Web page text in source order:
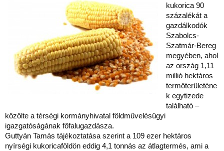
kukorica 90
százalékát a
gazdálkodók
Szabolcs-
Szatmár-Bereg
megyében, ahol
az ország 1,11
millió hektáros
termőterületéne
k egytizede
található –
közölte a térségi kormányhivatal földművelésügyi
igazgatóságának főfalugazdásza.
Guttyán Tamás tájékoztatása szerint a 109 ezer hektáros
nyírségi kukoricaföldön eddig 4,1 tonnás az átlagtermés, ami a